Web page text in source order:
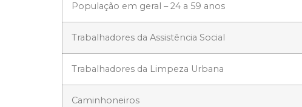
População em geral – 24 a 59 anos
Trabalhadores da Assistência Social
Trabalhadores da Limpeza Urbana
Caminhoneiros